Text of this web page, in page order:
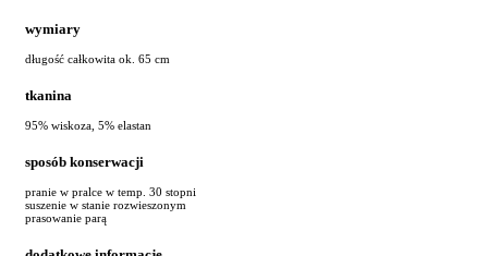
wymiary
długość całkowita ok. 65 cm
tkanina
95% wiskoza, 5% elastan
sposób konserwacji
pranie w pralce w temp. 30 stopni
suszenie w stanie rozwieszonym
prasowanie parą